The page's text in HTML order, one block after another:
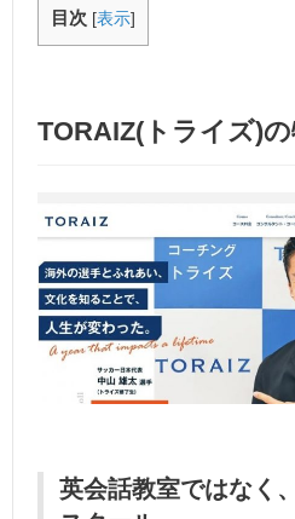
目次 [表示]
TORAIZ(トライズ)
英会話教室ではなく